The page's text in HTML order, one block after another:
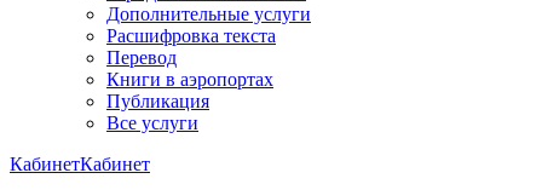
Дополнительные услуги
Расшифровка текста
Перевод
Книги в аэропортах
Публикация
Все услуги
КабинетКабинет